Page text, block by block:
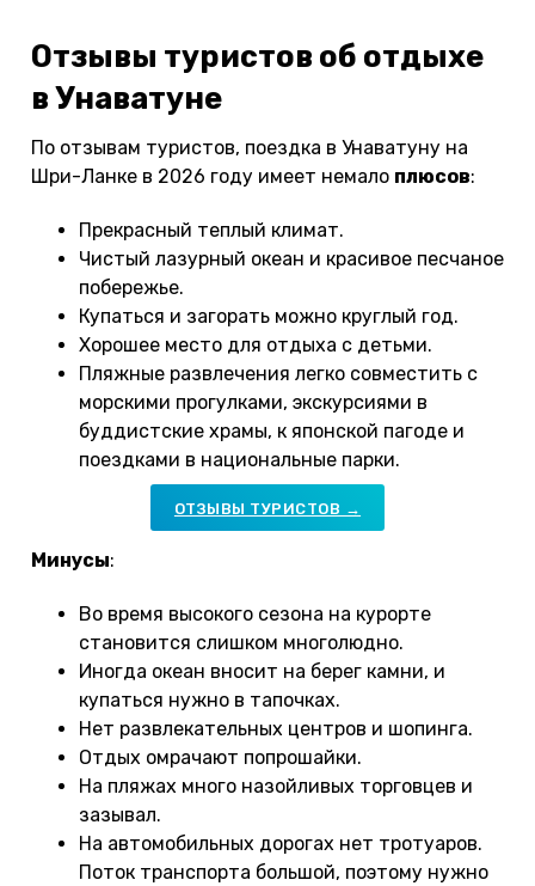
Отзывы туристов об отдыхе
в Унаватуне
По отзывам туристов, поездка в Унаватуну на
Шри-Ланке в 2026 году имеет немало плюсов:
Прекрасный теплый климат.
Чистый лазурный океан и красивое песчаное
побережье.
Купаться и загорать можно круглый год.
Хорошее место для отдыха с детьми.
Пляжные развлечения легко совместить с
морскими прогулками, экскурсиями в
буддистские храмы, к японской пагоде и
поездками в национальные парки.
ОТЗЫВЫ ТУРИСТОВ →
Минусы:
Во время высокого сезона на курорте
становится слишком многолюдно.
Иногда океан вносит на берег камни, и
купаться нужно в тапочках.
Нет развлекательных центров и шопинга.
Отдых омрачают попрошайки.
На пляжах много назойливых торговцев и
зазывал.
На автомобильных дорогах нет тротуаров.
Поток транспорта большой, поэтому нужно